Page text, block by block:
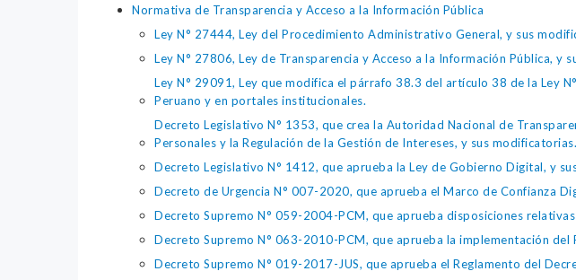
Normativa de Transparencia y Acceso a la Información Pública
Ley N° 27444, Ley del Procedimiento Administrativo General, y sus
Ley N° 27806, Ley de Transparencia y Acceso a la Información Pública,
Ley N° 29091, Ley que modifica el párrafo 38.3 del artículo 38 de la Ley
Peruano y en portales institucionales.
Decreto Legislativo N° 1353, que crea la Autoridad Nacional de
Personales y la Regulación de la Gestión de Intereses, y sus modificatorias.
Decreto Legislativo N° 1412, que aprueba la Ley de Gobierno Digital, y
Decreto de Urgencia N° 007-2020, que aprueba el Marco de Confianza
Decreto Supremo N° 059-2004-PCM, que aprueba disposiciones
Decreto Supremo N° 063-2010-PCM, que aprueba la implementación del
Decreto Supremo N° 019-2017-JUS, que aprueba el Reglamento del